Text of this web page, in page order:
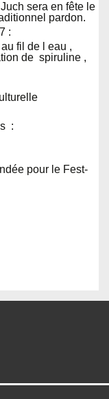
sera en fête le
pardon.
:
fil de l eau ,
de spiruline ,
:
pour le Fest-